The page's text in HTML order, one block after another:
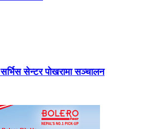
सेन्टर पोखरामा सञ्चालन